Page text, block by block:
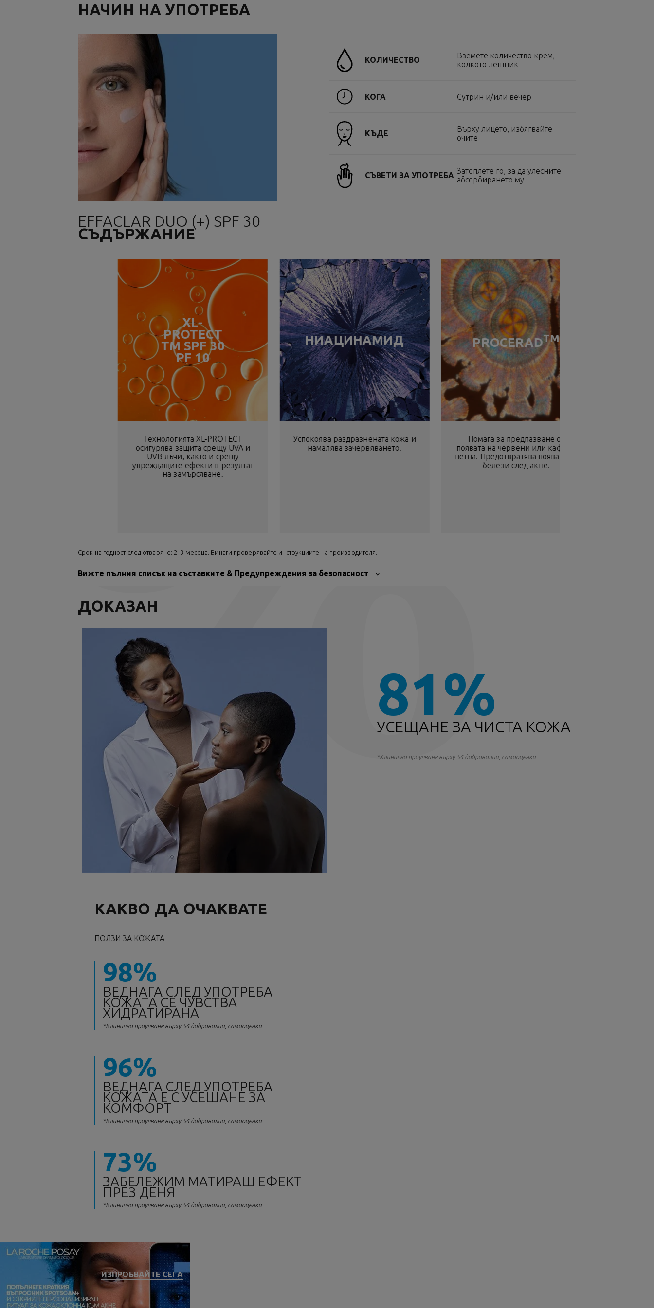
НАЧИН НА УПОТРЕБА
КОЛИЧЕСТВО
Вземете количество крем,
колкото лешник
КОГА Сутрин и/или вечер
КЪДЕ
Върху лицето, избягвайте
очите
СЪВЕТИ ЗА УПОТРЕБА Затоплете го, за да улесните
абсорбирането му
EFFACLAR DUO (+) SPF 30
СЪДЪРЖАНИЕ
XL-
PROTECT
TM SPF 30
PF 10
Технологията XL-PROTECT
осигурява защита срещу UVA и
UVB лъчи, както и срещу
увреждащите ефекти в резултат
на замърсяване.
НИАЦИНАМИД
Успокоява раздразнената кожа и
намалява зачервяването.
PROCERADTM
Помага за предпазване от
появата на червени или кафяви
петна. Предотвратява появата на
белези след акне.
Срок на годност след отваряне: 2–3 месеца. Винаги проверявайте инструкциите на производителя.
Вижте пълния списък на съставките & Предупреждения за безопасност
ДОКАЗАН
81%
УСЕЩАНЕ ЗА ЧИСТА КОЖА
*Клинично проучване върху 54 доброволци, самооценки
КАКВО ДА ОЧАКВАТЕ
ПОЛЗИ ЗА КОЖАТА
98%
ВЕДНАГА СЛЕД УПОТРЕБА
КОЖАТА СЕ ЧУВСТВА
ХИДРАТИРАНА
*Клинично проучване върху 54 доброволци, самооценки
96%
ВЕДНАГА СЛЕД УПОТРЕБА
КОЖАТА Е С УСЕЩАНЕ ЗА
КОМФОРТ
*Клинично проучване върху 54 доброволци, самооценки
73%
ЗАБЕЛЕЖИМ МАТИРАЩ ЕФЕКТ
ПРЕЗ ДЕНЯ
*Клинично проучване върху 54 доброволци, самооценки
ИЗПРОБВАЙТЕ СЕГA